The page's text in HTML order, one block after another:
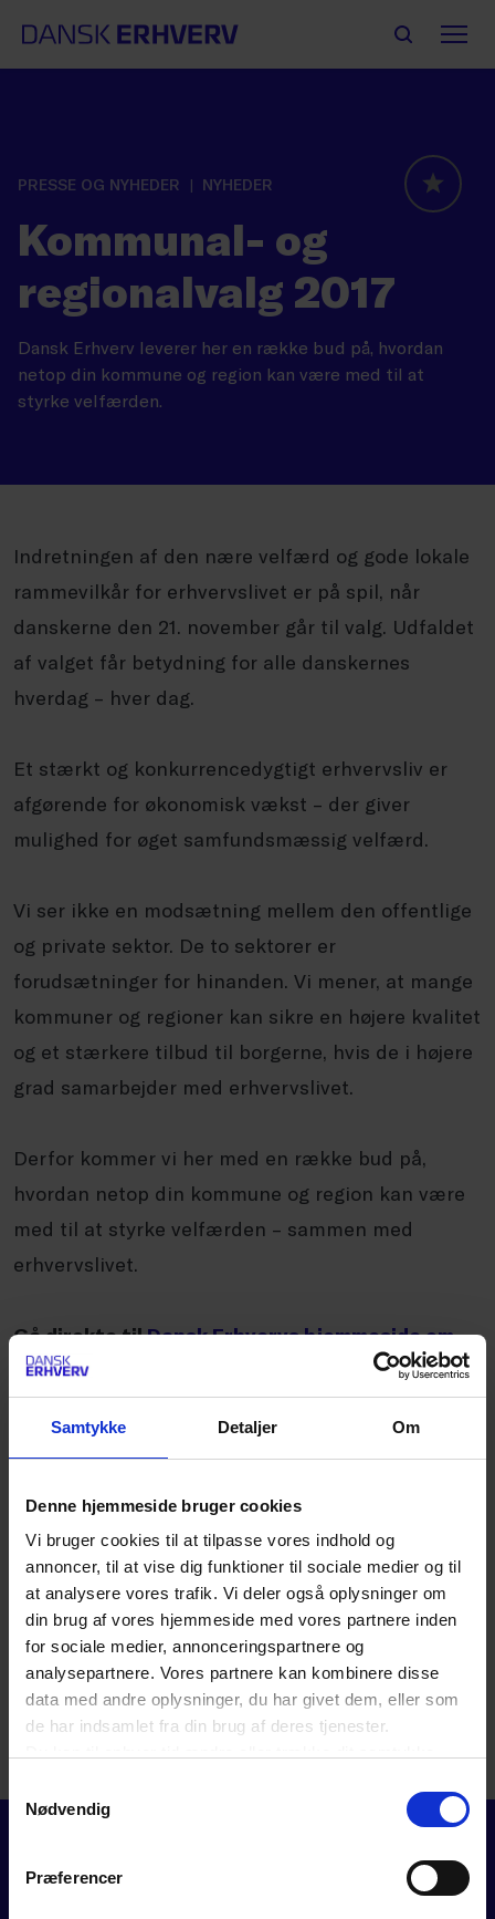
Samtykke Detaljer Om
Denne hjemmeside bruger cookies
Vi bruger cookies til at tilpasse vores indhold og
annoncer, til at vise dig funktioner til sociale medier og til
at analysere vores trafik. Vi deler også oplysninger om
din brug af vores hjemmeside med vores partnere inden
for sociale medier, annonceringspartnere og
analysepartnere. Vores partnere kan kombinere disse
data med andre oplysninger, du har givet dem, eller som
de har indsamlet fra din brug af deres tjenester.
hjørne på websitet.
Nødvendig
Præferencer
PRESSE OG NYHEDER
NYHEDER
Kommunal- og
regionalvalg 2017
Dansk Erhverv leverer her en række bud på, hvordan
netop din kommune og region kan være med til at
styrke velfærden.
Indretningen af den nære velfærd og gode lokale
rammevilkår for erhvervslivet er på spil, når
danskerne den 21. november går til valg. Udfaldet
af valget får betydning for alle danskernes
hverdag – hver dag.
Et stærkt og konkurrencedygtigt erhvervsliv er
afgørende for økonomisk vækst – der giver
mulighed for øget samfundsmæssig velfærd.
Vi ser ikke en modsætning mellem den offentlige
og private sektor. De to sektorer er
forudsætninger for hinanden. Vi mener, at mange
kommuner og regioner kan sikre en højere kvalitet
og et stærkere tilbud til borgerne, hvis de i højere
grad samarbejder med erhvervslivet.
Derfor kommer vi her med en række bud på,
hvordan netop din kommune og region kan være
med til at styrke velfærden – sammen med
erhvervslivet.
Gå direkte tilDansk Erhvervs hjemmeside om
kommunal- og regionalvalget 2017